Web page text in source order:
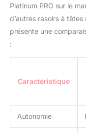
Platinum PRO sur le
d’autres rasoirs à
présente une
:
Caractéristique
Autonomie